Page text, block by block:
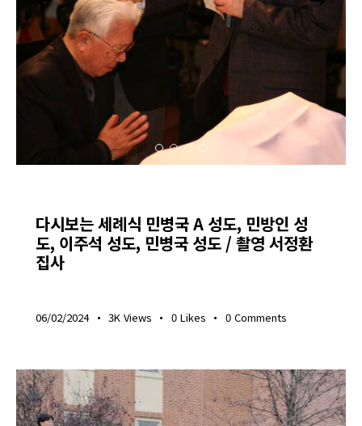
다시보는 세례식 민병국 A 성도, 민방인 성
도, 이주석 성도, 민병국 성도 / 촬영 서정환
집사
06/02/2024 3K Views 0 Likes 0 Comments